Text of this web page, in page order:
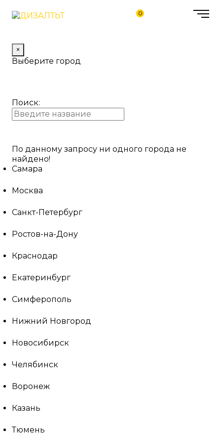
0
×
Выберите город
Поиск:
По данному запросу ни одного города не
найдено!
Самара
Москва
Санкт-Петербург
Ростов-на-Дону
Краснодар
Екатеринбург
Симферополь
Нижний Новгород
Новосибирск
Челябинск
Воронеж
Казань
Тюмень